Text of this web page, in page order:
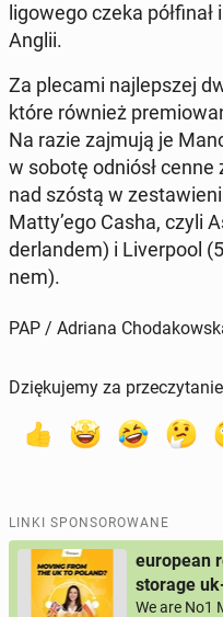
li­go­we­go czeka
Anglii.
Za plecami naj­lep­szej
które również
Na razie zajmują je
w sobotę odniósł
nad szóstą w
Matty’ego Casha, czyli
der­lan­dem) i Li­ver­po­ol
nem).
PAP / Adriana
Dziękujemy za
LINKI SPONSOROWANE
european
storage
We are No1